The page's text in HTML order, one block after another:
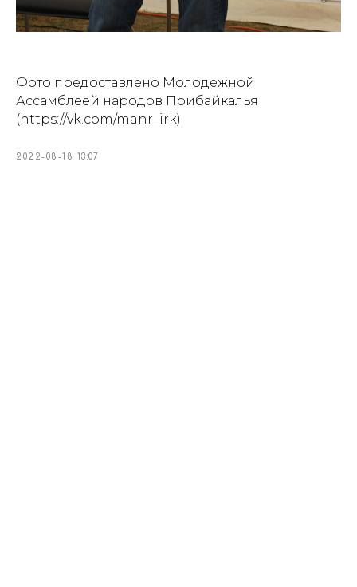
Фото предоставлено Молодежной
Ассамблеей народов Прибайкалья
(https://vk.com/manr_irk)
2022-08-18 13:07